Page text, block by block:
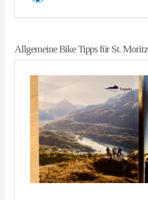
Allgemeine Bike Tipps für St.